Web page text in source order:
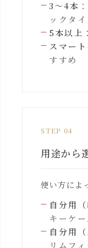
3〜4本
ックタイ
5本以上
スマー
すすめ
STEP 04
用途から
使い方によ
自分用
キーケー
自分用
リムフ